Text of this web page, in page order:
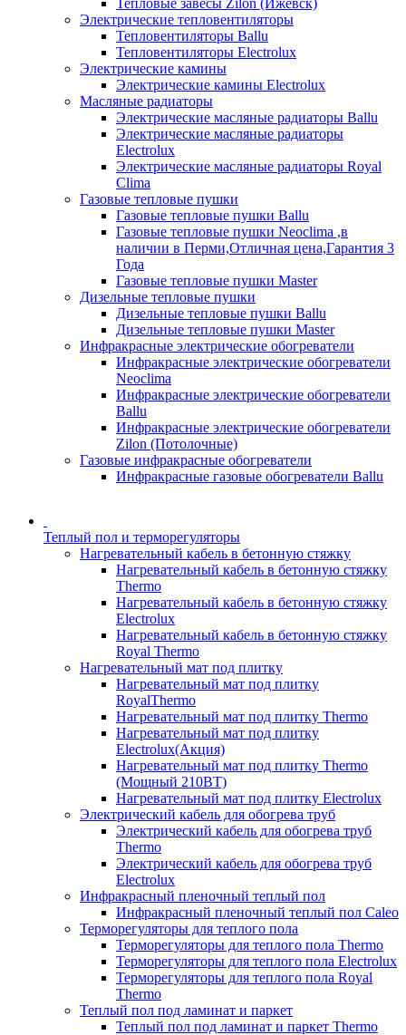
Тепловые завесы Zilon (Ижевск)
Электрические тепловентиляторы
Тепловентиляторы Ballu
Тепловентиляторы Electrolux
Электрические камины
Электрические камины Electrolux
Масляные радиаторы
Электрические масляные радиаторы Ballu
Электрические масляные радиаторы
Electrolux
Электрические масляные радиаторы Royal
Clima
Газовые тепловые пушки
Газовые тепловые пушки Ballu
Газовые тепловые пушки Neoclima ,в
наличии в Перми,Отличная цена,Гарантия 3
Года
Газовые тепловые пушки Master
Дизельные тепловые пушки
Дизельные тепловые пушки Ballu
Дизельные тепловые пушки Master
Инфракрасные электрические обогреватели
Инфракрасные электрические обогреватели
Neoclima
Инфракрасные электрические обогреватели
Ballu
Инфракрасные электрические обогреватели
Zilon (Потолочные)
Газовые инфракрасные обогреватели
Инфракрасные газовые обогреватели Ballu
Теплый пол и терморегуляторы
Нагревательный кабель в бетонную стяжку
Нагревательный кабель в бетонную стяжку
Thermo
Нагревательный кабель в бетонную стяжку
Electrolux
Нагревательный кабель в бетонную стяжку
Royal Thermo
Нагревательный мат под плитку
Нагревательный мат под плитку
RoyalThermo
Нагревательный мат под плитку Thermo
Нагревательный мат под плитку
Electrolux(Акция)
Нагревательный мат под плитку Thermo
(Мощный 210ВТ)
Нагревательный мат под плитку Electrolux
Электрический кабель для обогрева труб
Электрический кабель для обогрева труб
Thermo
Электрический кабель для обогрева труб
Electrolux
Инфракрасный пленочный теплый пол
Инфракрасный пленочный теплый пол Caleo
Терморегуляторы для теплого пола
Терморегуляторы для теплого пола Thermo
Терморегуляторы для теплого пола Electrolux
Терморегуляторы для теплого пола Royal
Thermo
Теплый пол под ламинат и паркет
Теплый пол под ламинат и паркет Thermo